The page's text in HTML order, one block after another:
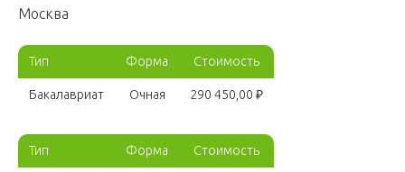
Москва
Тип Форма Стоимость
Бакалавриат Очная 290 450,00 ₽
Тип Форма Стоимость